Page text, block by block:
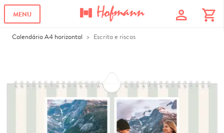
MENU profile shopping_cart
Calendário A4 horizontal Escrita e riscas